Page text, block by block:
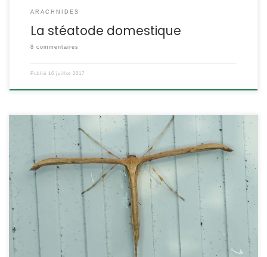
ARACHNIDES
La stéatode domestique
8 commentaires
Publié 16 juillet 2017
C’est le plus commun des ptérophores, ces petits papillons aux
ailes plumeuses et digitées, au repos il a la silhouette d’une croix.
Emmelina monodactyla Linnaeus,1758. Le ptérophore commun
POSITION SYSTÉMATIQUE : Lépidoptère Hétérocère Famille des
Pterophoridae ETYMOLOGIE : Ptérophore signifie « qui porte des
ailes » Emmelina vient probablement du prénom Emmeline.
monodactyla veut dire « un seul […]